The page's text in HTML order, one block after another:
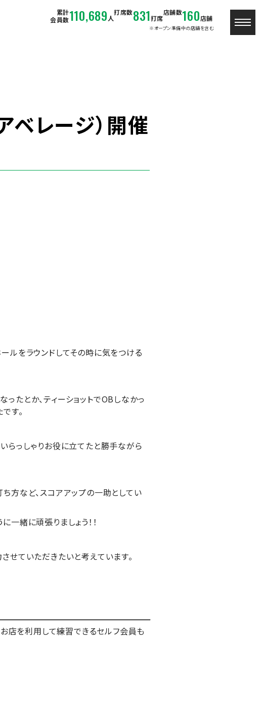
累計
会員数110,689 人
打席数831打席
店舗数160店舗
※オープン準備中の店舗を含む
ベレージ）開催
ルをラウンドしてその時に気をつける
たとか、ティーショットでOBしなかっ
す。
らっしゃりお役に立てたと勝手ながら
方など、スコアアップの一助としてい
緒に頑張りましょう！！
せていただきたいと考えています。
店を利用して練習できるセルフ会員も